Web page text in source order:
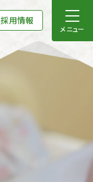
採用情報
メニュー